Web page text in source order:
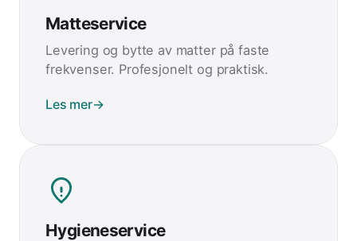
Matteservice
Levering og bytte av matter på faste
frekvenser. Profesjonelt og praktisk.
Les mer→
Hygieneservice